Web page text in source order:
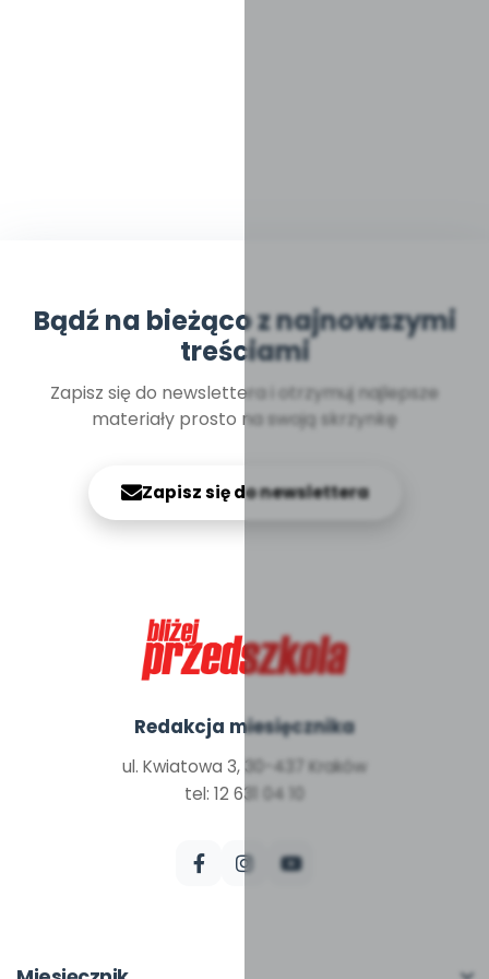
Bądź na bieżąco z najnowszymi
treściami
Zapisz się do newslettera i otrzymuj najlepsze
materiały prosto na swoją skrzynkę
Zapisz się do newslettera
Redakcja miesięcznika
ul. Kwiatowa 3, 30-437 Kraków
tel: 12 631 04 10